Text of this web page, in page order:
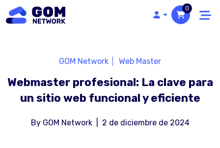
0
Webmaster profesional: La clave para
un sitio web funcional y eficiente
GOM Network Web Master
By GOM Network 2 de diciembre de 2024